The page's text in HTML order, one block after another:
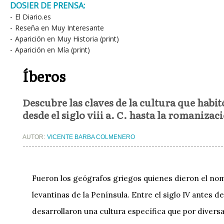
DOSIER DE PRENSA:
- El Diario.es
- Reseña en Muy Interesante
- Aparición en Muy Historia (print)
- Aparición en Mía (print)
Íberos
Descubre las claves de la cultura que
desde el siglo viii a. C. hasta la
AUTOR: VICENTE BARBA COLMENERO
Fueron los geógrafos griegos quienes dieron el
levantinas de la Península. Entre el siglo IV antes
desarrollaron una cultura específica que por